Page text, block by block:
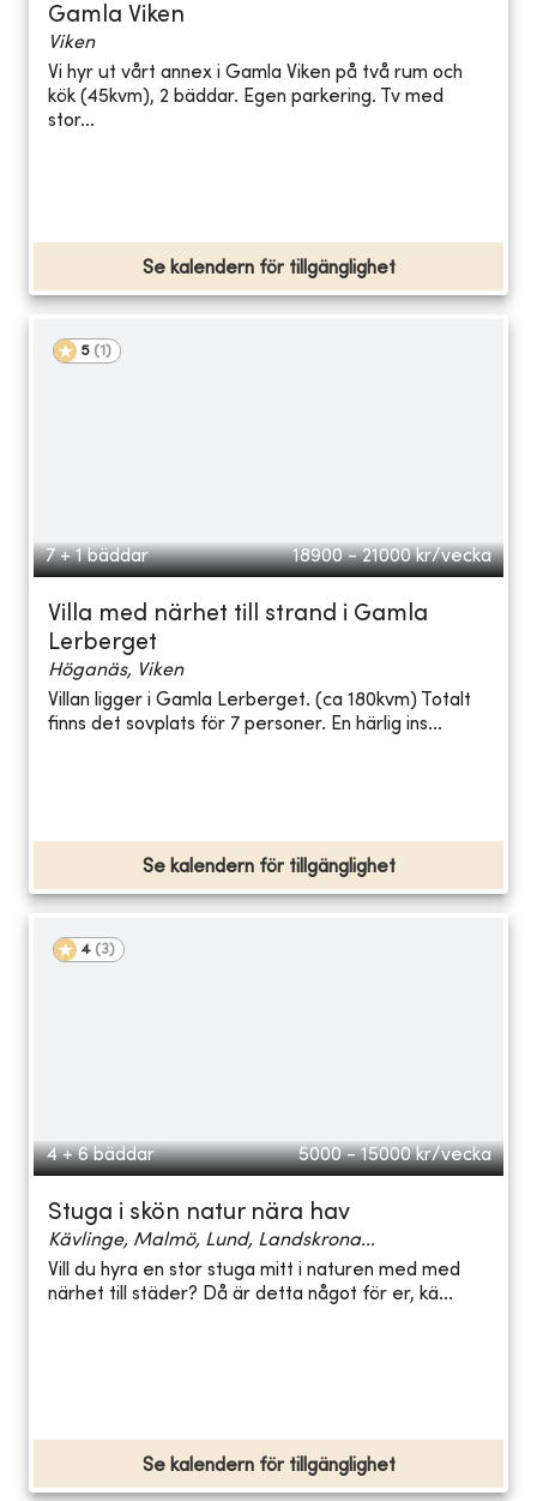
Gamla Viken
Viken
Vi hyr ut vårt annex i Gamla Viken på två rum och
kök (45kvm), 2 bäddar. Egen parkering. Tv med
stor...
Se kalendern för tillgänglighet
5 (1 )
7 + 1 bäddar 18900 - 21000 kr/vecka
Villa med närhet till strand i Gamla
Lerberget
Höganäs, Viken
Villan ligger i Gamla Lerberget. (ca 180kvm) Totalt
finns det sovplats för 7 personer. En härlig ins...
Se kalendern för tillgänglighet
4 (3)
4 + 6 bäddar 5000 - 15000 kr/vecka
Stuga i skön natur nära hav
Kävlinge, Malmö, Lund, Landskrona...
Vill du hyra en stor stuga mitt i naturen med med
närhet till städer? Då är detta något för er, kä...
Se kalendern för tillgänglighet